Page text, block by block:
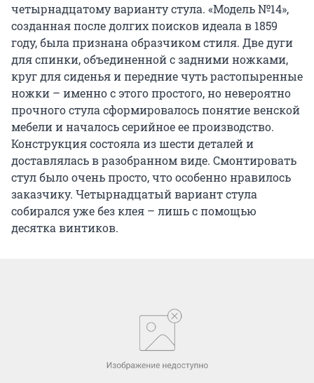
четырнадцатому варианту стула. «Модель №14»,
созданная после долгих поисков идеала в 1859
году, была признана образчиком стиля. Две дуги
для спинки, объединенной с задними ножками,
круг для сиденья и передние чуть растопыренные
ножки – именно с этого простого, но невероятно
прочного стула сформировалось понятие венской
мебели и началось серийное ее производство.
Конструкция состояла из шести деталей и
доставлялась в разобранном виде. Смонтировать
стул было очень просто, что особенно нравилось
заказчику. Четырнадцатый вариант стула
собирался уже без клея – лишь с помощью
десятка винтиков.